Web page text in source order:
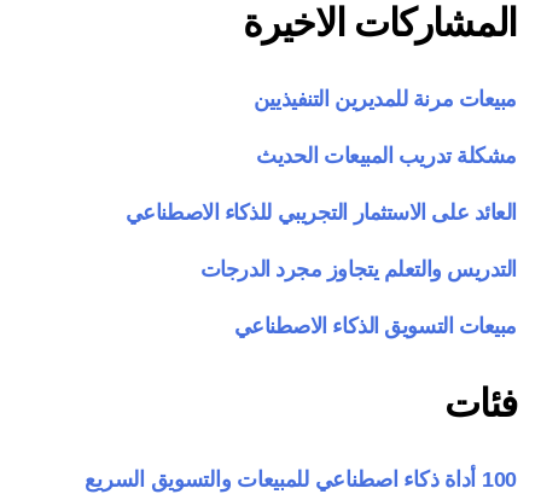
المشاركات الاخيرة
مبيعات مرنة للمديرين التنفيذيين
مشكلة تدريب المبيعات الحديث
العائد على الاستثمار التجريبي للذكاء الاصطناعي
التدريس والتعلم يتجاوز مجرد الدرجات
مبيعات التسويق الذكاء الاصطناعي
فئات
100 أداة ذكاء اصطناعي للمبيعات والتسويق السريع